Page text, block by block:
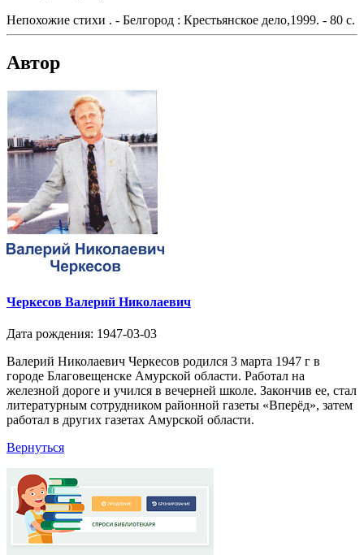
Непохожие стихи . - Белгород : Крестьянское дело,1999. - 80 с.
Автор
Черкесов Валерий Николаевич
Дата рождения: 1947-03-03
Валерий Николаевич Черкесов родился 3 марта 1947 г в
городе Благовещенске Амурской области. Работал на
железной дороге и учился в вечерней школе. Закончив ее, стал
литературным сотрудником районной газеты «Вперёд», затем
работал в других газетах Амурской области.
Вернуться